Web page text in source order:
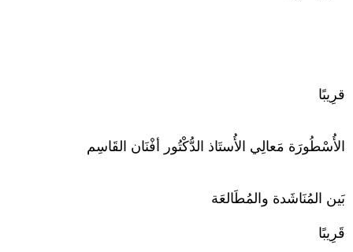
قرِيبًا
الأُسْطُورَة مَعالِي الأُستَاذ الدُّكْتُور أفْنَان القَاسِم
بَين المُنَاشَدة والمُطَالعَة
قَرِيبًا